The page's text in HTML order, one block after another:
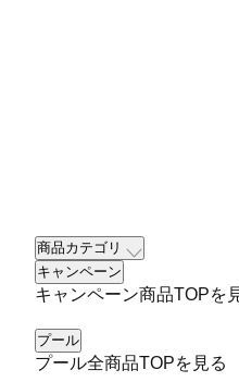
商品カテゴリ
キャンペーン
キャンペーン商品TOPを
プール
プール全商品TOPを見る